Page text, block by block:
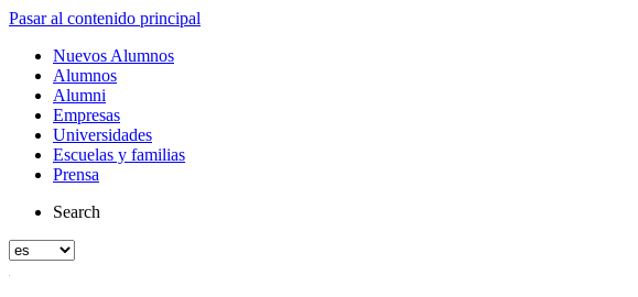
Pasar al contenido principal
Nuevos Alumnos
Alumnos
Alumni
Empresas
Universidades
Escuelas y familias
Prensa
Search